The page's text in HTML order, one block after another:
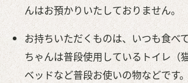
んはお預かりいたしておりません。
お持ちいただくものは、いつも食べ
ちゃんは普段使用しているトイレ（
ベッドなど普段お使いの物などです。